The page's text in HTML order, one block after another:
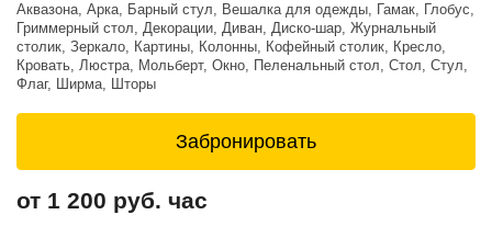
Вопросы: ТГ @wavephoto
ВК: https://vk.com/wave.moscow
Тел: +7 (915) 012-77-22
Аквазона, Арка, Барный стул, Вешалка для одежды, Гамак, Глобус,
Гриммерный стол, Декорации, Диван, Диско-шар, Журнальный
столик, Зеркало, Картины, Колонны, Кофейный столик, Кресло,
Кровать, Люстра, Мольберт, Окно, Пеленальный стол, Стол, Стул,
Флаг, Ширма, Шторы
Забронировать
от 1 200 руб. час